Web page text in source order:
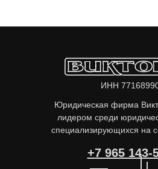
Юридическая фирма
лидером среди
специализирующихся на
+7 965 143-
ИНН